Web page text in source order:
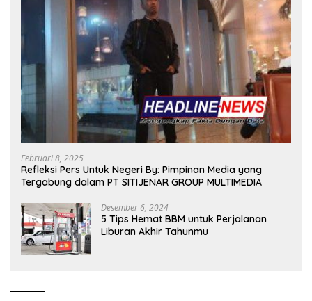
Februari 8, 2025
Refleksi Pers Untuk Negeri By: Pimpinan Media yang
Tergabung dalam PT SITIJENAR GROUP MULTIMEDIA
Desember 6, 2024
5 Tips Hemat BBM untuk Perjalanan
Liburan Akhir Tahunmu